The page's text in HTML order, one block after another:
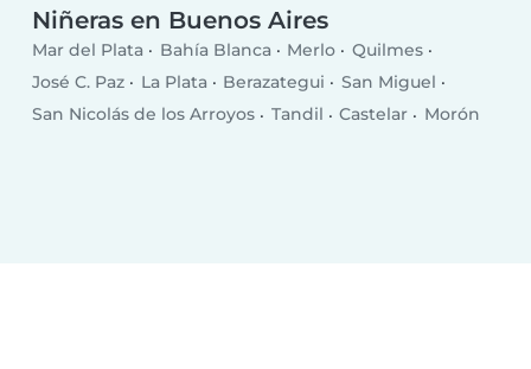
Niñeras en Buenos Aires
Mar del Plata Bahía Blanca Merlo
Quilmes
José C. Paz
La Plata Berazategui
San Miguel
San Nicolás de los Arroyos
Tandil Castelar Morón